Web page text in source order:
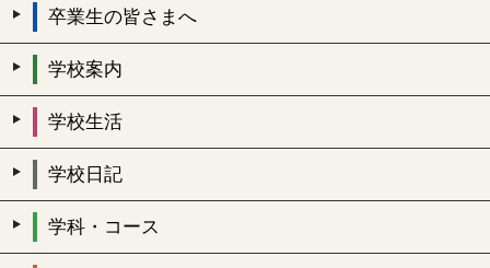
卒業生の皆さまへ
学校案内
学校生活
学校日記
学科・コース